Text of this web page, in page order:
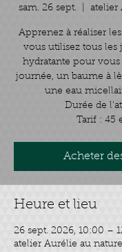
sam. 26 sept. atelier
Apprenez à réaliser
vous utilisez tous les
hydratante pour
journée, un baume à
une eau
Durée de
Tarif : 45
Acheter
Heure et lieu
26 sept. 2026, 10:00 –
atelier Aurélie au